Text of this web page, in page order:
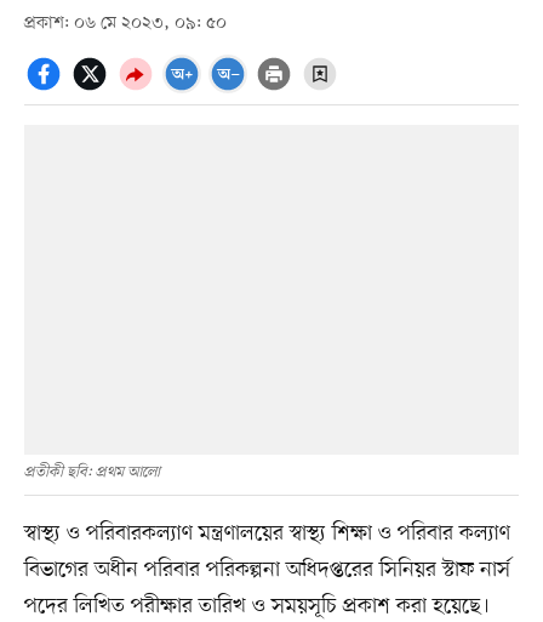
প্রকাশ: ০৬ মে ২০২৩, ০৯: ৫০
প্রতীকী ছবি: প্রথম আলো
স্বাস্থ্য ও পরিবারকল্যাণ মন্ত্রণালয়ের স্বাস্থ্য শিক্ষা ও পরিবার কল্যাণ
বিভাগের অধীন পরিবার পরিকল্পনা অধিদপ্তরের সিনিয়র স্টাফ নার্স
পদের লিখিত পরীক্ষার তারিখ ও সময়সূচি প্রকাশ করা হয়েছে।